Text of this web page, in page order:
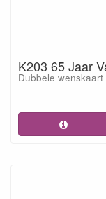
K203 65 Jaar
Dubbele